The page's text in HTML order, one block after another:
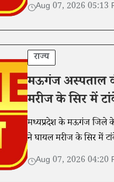
Aug 07, 2026 05:13
राज्य
मऊगंज अस्पताल
मरीज के सिर में
मध्यप्रदेश के मऊगंज जिले के
ने घायल मरीज के सिर में
Aug 07, 2026 04:20